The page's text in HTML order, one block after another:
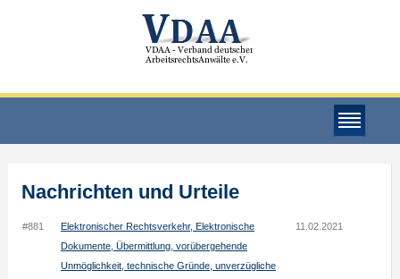
Nachrichten und Urteile
#881
Elektronischer Rechtsverkehr, Elektronische
Dokumente, Übermittlung, vorübergehende
Unmöglichkeit, technische Gründe, unverzügliche
11.02.2021